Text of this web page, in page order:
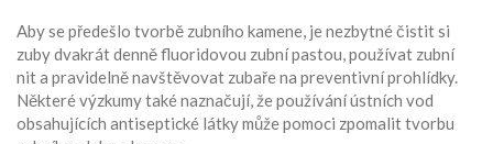
Aby se předešlo tvorbě zubního kamene, je nezbytné čistit si
zuby dvakrát denně fluoridovou zubní pastou, používat zubní
nit a pravidelně navštěvovat zubaře na preventivní prohlídky.
Některé výzkumy také naznačují, že používání ústních vod
obsahujících antiseptické látky může pomoci zpomalit tvorbu